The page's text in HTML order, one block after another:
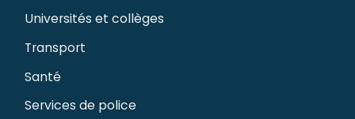
Universités et collèges
Transport
Santé
Services de police